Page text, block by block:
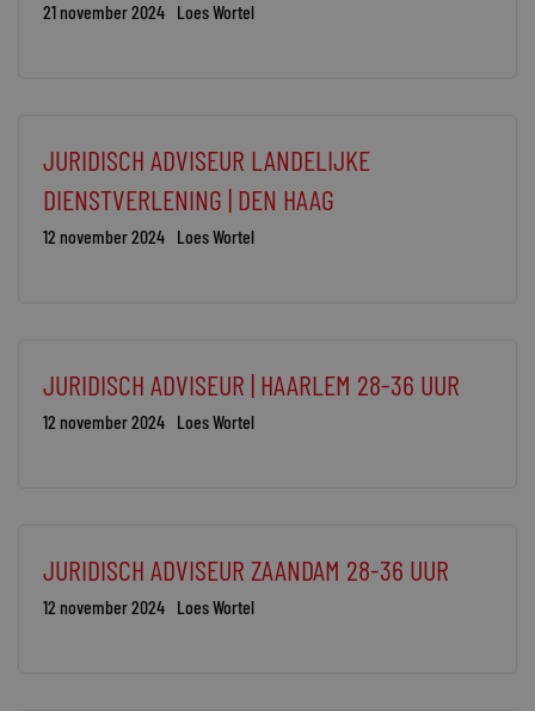
21 november 2024 Loes Wortel
JURIDISCH ADVISEUR LANDELIJKE
DIENSTVERLENING | DEN HAAG
12 november 2024 Loes Wortel
JURIDISCH ADVISEUR | HAARLEM 28-36 UUR
12 november 2024 Loes Wortel
JURIDISCH ADVISEUR ZAANDAM 28-36 UUR
12 november 2024 Loes Wortel